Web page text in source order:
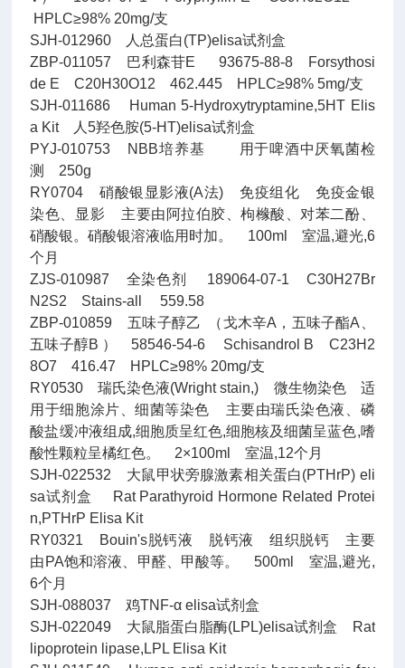
HPLC≥98% 20mg/支
SJH-012960 人总蛋白(TP)elisa试剂盒
ZBP-011057 巴利森苷E 93675-88-8 Forsythosi
de E C20H30O12 462.445 HPLC≥98% 5mg/支
SJH-011686 Human 5-Hydroxytryptamine,5HT Elis
a Kit 人5羟色胺(5-HT)elisa试剂盒
PYJ-010753 NBB培养基 用于啤酒中厌氧菌检
测 250g
RY0704 硝酸银显影液(A法) 免疫组化 免疫金银
染色、显影 主要由阿拉伯胶、枸橼酸、对苯二酚、
硝酸银。硝酸银溶液临用时加。 100ml 室温,避光,6
个月
ZJS-010987 全染色剂 189064-07-1 C30H27Br
N2S2 Stains-all 559.58
ZBP-010859 五味子醇乙 （戈木辛A，五味子酯A、
五味子醇B ） 58546-54-6 Schisandrol B C23H2
8O7 416.47 HPLC≥98% 20mg/支
RY0530 瑞氏染色液(Wright stain,) 微生物染色 适
用于细胞涂片、细菌等染色 主要由瑞氏染色液、磷
酸盐缓冲液组成,细胞质呈红色,细胞核及细菌呈蓝色,嗜
酸性颗粒呈橘红色。 2×100ml 室温,12个月
SJH-022532 大鼠甲状旁腺激素相关蛋白(PTHrP) eli
sa试剂盒 Rat Parathyroid Hormone Related Protei
n,PTHrP Elisa Kit
RY0321 Bouin's脱钙液 脱钙液 组织脱钙 主要
由PA饱和溶液、甲醛、甲酸等。 500ml 室温,避光,
6个月
SJH-088037 鸡TNF-α elisa试剂盒
SJH-022049 大鼠脂蛋白脂酶(LPL)elisa试剂盒 Rat
lipoprotein lipase,LPL Elisa Kit